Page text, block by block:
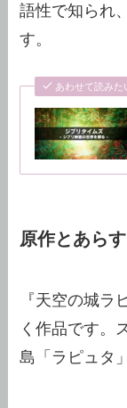
語性で知られ
す。
あわせて読みた
原作とあら
『天空の城
く作品です。
島「ラピュタ